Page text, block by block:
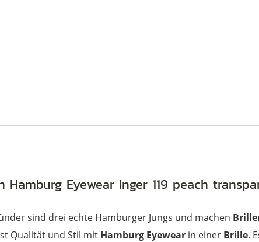
Eyewear Inger 119 peach
sind drei echte Hamburger Jungs und machen
Qualität und Stil mit Hamburg Eyewear in einer Brille.